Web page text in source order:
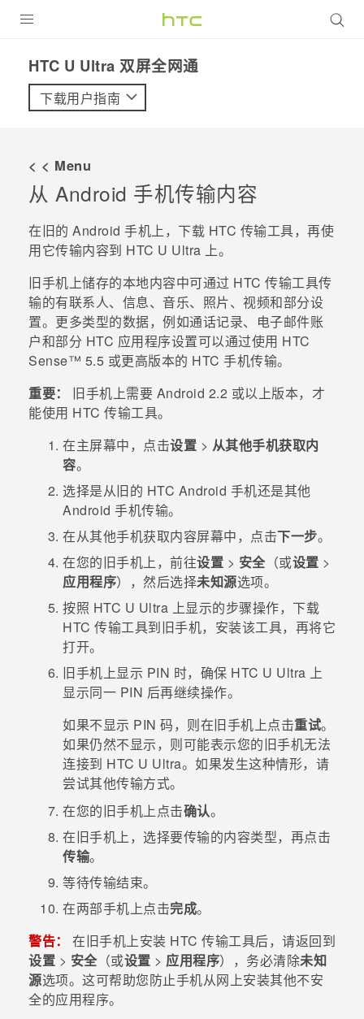
VIVE
支持帮助
在线客服
HTC U Ultra 双屏全网通‎
下载用户指南
< < Menu
从 Android 手机传输内容
在旧的 Android 手机上，下载 HTC 传输工具，再使
用它传输内容到 HTC U Ultra 上。
旧手机上储存的本地内容中可通过 HTC 传输工具传
输的有联系人、信息、音乐、照片、视频和部分设
置。更多类型的数据，例如通话记录、电子邮件账
户和部分 HTC 应用程序设置可以通过使用 HTC
Sense™ 5.5 或更高版本的 HTC 手机传输。
重要：
旧手机上需要 Android 2.2 或以上版本，才
能使用 HTC 传输工具。
在主屏幕中，点击设置 > 从其他手机获取内
容。
选择是从旧的 HTC Android 手机还是其他
Android 手机传输。
在从其他手机获取内容屏幕中，点击下一步。
在您的旧手机上，前往设置 > 安全（或设置 >
应用程序），然后选择未知源选项。
按照 HTC U Ultra 上显示的步骤操作，下载
HTC 传输工具到旧手机，安装该工具，再将它
打开。
旧手机上显示 PIN 时，确保 HTC U Ultra 上
显示同一 PIN 后再继续操作。
如果不显示 PIN 码，则在旧手机上点击重试。
如果仍然不显示，则可能表示您的旧手机无法
连接到 HTC U Ultra。如果发生这种情形，请
尝试其他传输方式。
在您的旧手机上点击确认。
在旧手机上，选择要传输的内容类型，再点击
传输。
等待传输结束。
在两部手机上点击完成。
警告：
在旧手机上安装 HTC 传输工具后，请返回到
设置 > 安全（或设置 > 应用程序），务必清除未知
源选项。这可帮助您防止手机从网上安装其他不安
全的应用程序。